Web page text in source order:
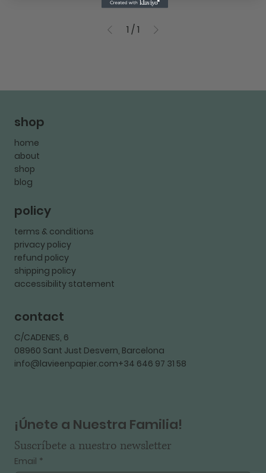
1 /1
shop
home
about
shop
blog
policy
terms & conditions
privacy policy
refund policy
shipping policy
accessibility statement
contact
C/CADENES, 6
08960 Sant Just Desvern, Barcelona
info@lavieenpapier.com+34 646 97 31 58
¡Únete a Nuestra Familia!
Suscríbete a nuestro newsletter
Email *